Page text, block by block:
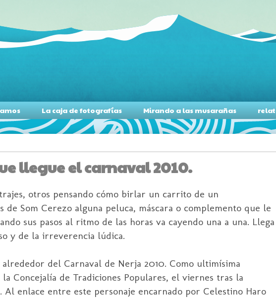
La caja de fotografías Mirando a las musarañas
llegue el carnaval 2010.
otros pensando cómo birlar un carrito de un
Som Cerezo alguna peluca, máscara o complemento que le
sus pasos al ritmo de las horas va cayendo una a una. Llega
y de la irreverencia lúdica.
del Carnaval de Nerja 2010. Como ultimísima
Concejalía de Tradiciones Populares, el viernes tras la
enlace entre este personaje encarnado por Celestino Haro